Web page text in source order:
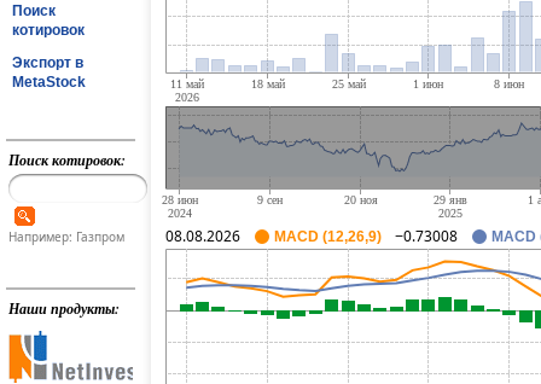
Поиск
котировок
Экспорт в
MetaStock
Поиск котировок:
Например: Газпром
Наши продукты:
08.08.2026 MACD (12,26,9) −0.73008 MACD